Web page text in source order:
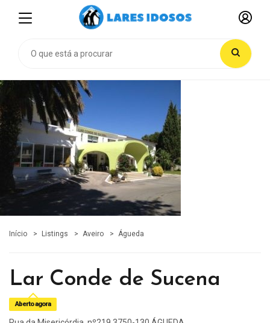
Início Listings Aveiro Águeda
Lar Conde de Sucena
Aberto agora